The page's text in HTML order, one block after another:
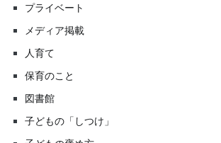
プライベート
メディア掲載
人育て
保育のこと
図書館
子どもの「しつけ」